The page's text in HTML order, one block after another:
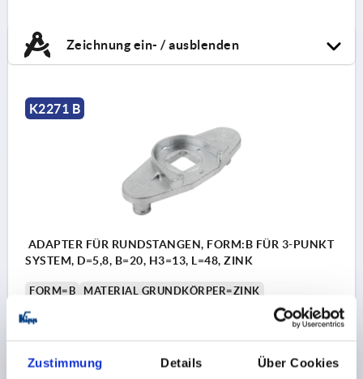
Zustimmung Details Über Cookies
Zeichnung ein- / ausblenden
K2271 B
ADAPTER FÜR RUNDSTANGEN, FORM:B FÜR 3-PUNKT
SYSTEM, D=5,8, B=20, H3=13, L=48, ZINK
FORM=B
MATERIAL GRUNDKÖRPER=ZINK
FORM-TYP=FÜR 3-PUNKT SYTSTEM
BREITE=20
Bestellnummer:K2271.236